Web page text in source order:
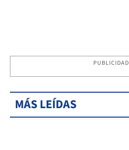
PUBLICIDAD
MÁS LEÍDAS